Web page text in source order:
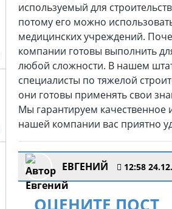
используемый для
потому его можно
медицинских учреждений.
компании готовы выполнить
любой сложности. В нашем
специалисты по тяжелой
они готовы применять свои
Мы гарантируем
нашей компании вас приятно
ЕВГЕНИЙ 12:58